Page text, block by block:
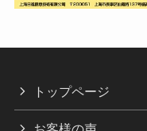
トップページ